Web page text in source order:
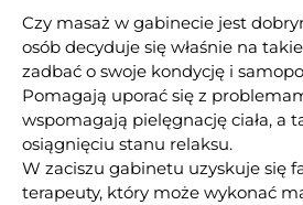
Czy masaż w gabinecie jest
osób decyduje się właśnie na
zadbać o swoje kondycję i
Pomagają uporać się z
wspomagają pielęgnację ciała, a
osiągnięciu stanu relaksu.
W zaciszu gabinetu uzyskuje się
terapeuty, który może wykonać